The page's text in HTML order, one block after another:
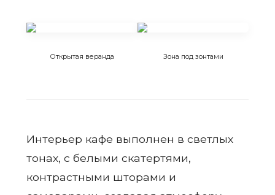
Открытая веранда Зона под зонтами
Интерьер кафе выполнен в светлых
тонах, с белыми скатертями,
контрастными шторами и